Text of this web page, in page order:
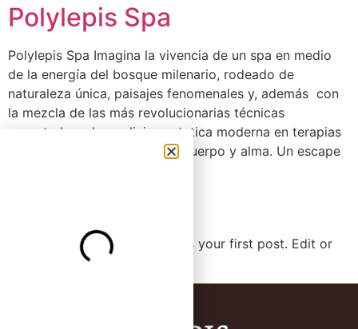
Polylepis Spa
Polylepis Spa Imagina la vivencia de un spa en medio
de la energía del bosque milenario, rodeado de
naturaleza única, paisajes fenomenales y, además con
la mezcla de las más revolucionarias técnicas
ancestrales y la medicina estetica moderna en terapias
para la belleza y salud de tu cuerpo y alma. Un escape
Welcome to WordPress. This is your first post. Edit or
delete it, then start writing!